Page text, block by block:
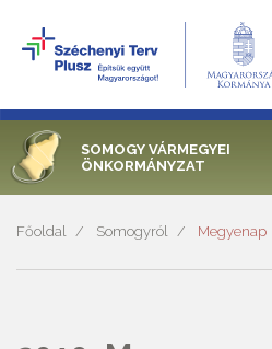
SOMOGY VÁRMEGYEI
ÖNKORMÁNYZAT
Főoldal Somogyról Megyenap